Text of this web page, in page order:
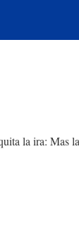
la ira: Mas